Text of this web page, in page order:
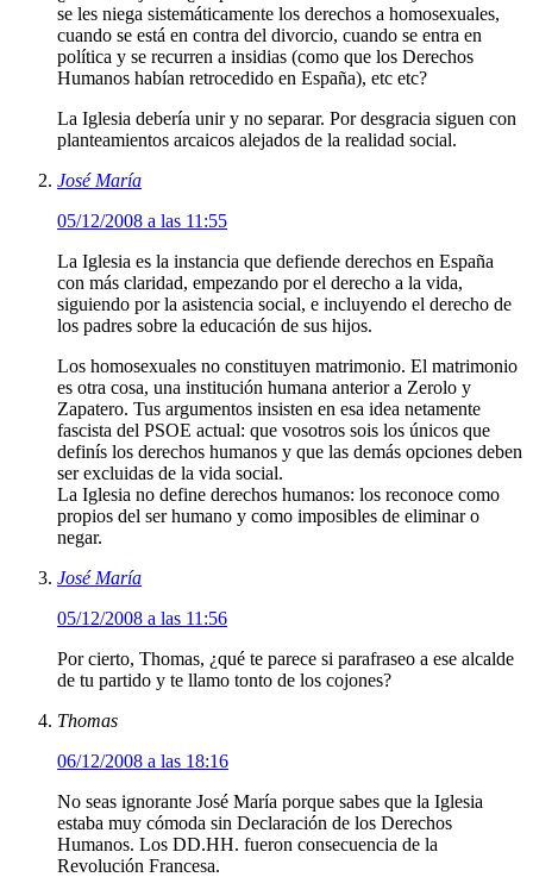
se les niega sistemáticamente los derechos a homosexuales,
cuando se está en contra del divorcio, cuando se entra en
política y se recurren a insidias (como que los Derechos
Humanos habían retrocedido en España), etc etc?
La Iglesia debería unir y no separar. Por desgracia siguen con
planteamientos arcaicos alejados de la realidad social.
José María
05/12/2008 a las 11:55
La Iglesia es la instancia que defiende derechos en España
con más claridad, empezando por el derecho a la vida,
siguiendo por la asistencia social, e incluyendo el derecho de
los padres sobre la educación de sus hijos.
Los homosexuales no constituyen matrimonio. El matrimonio
es otra cosa, una institución humana anterior a Zerolo y
Zapatero. Tus argumentos insisten en esa idea netamente
fascista del PSOE actual: que vosotros sois los únicos que
definís los derechos humanos y que las demás opciones deben
ser excluidas de la vida social.
La Iglesia no define derechos humanos: los reconoce como
propios del ser humano y como imposibles de eliminar o
negar.
José María
05/12/2008 a las 11:56
Por cierto, Thomas, ¿qué te parece si parafraseo a ese alcalde
de tu partido y te llamo tonto de los cojones?
Thomas
06/12/2008 a las 18:16
No seas ignorante José María porque sabes que la Iglesia
estaba muy cómoda sin Declaración de los Derechos
Humanos. Los DD.HH. fueron consecuencia de la
Revolución Francesa.